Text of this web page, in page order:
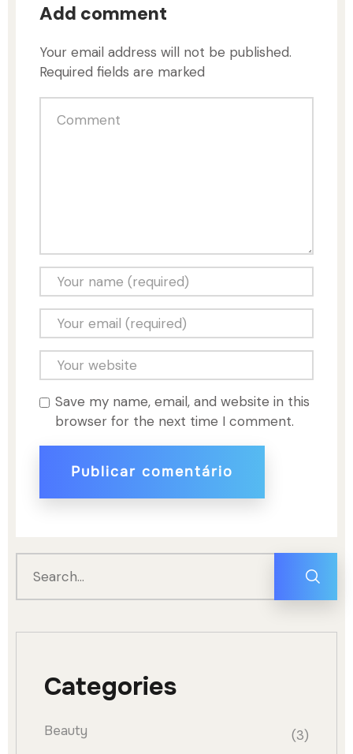
Add comment
Your email address will not be published.
Required fields are marked
Save my name, email, and website in this
browser for the next time I comment.
Categories
Beauty (3)